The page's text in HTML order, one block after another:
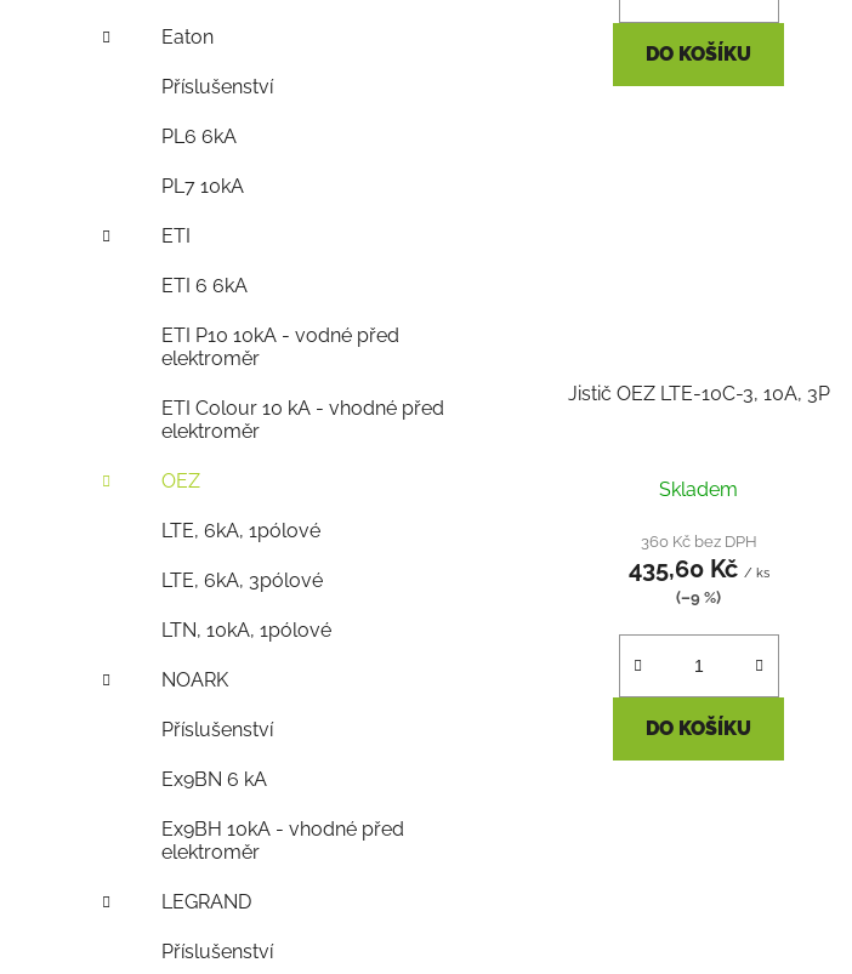
Eaton
Příslušenství
PL6 6kA
PL7 10kA
ETI
ETI 6 6kA
ETI P10 10kA - vodné před
elektroměr
ETI Colour 10 kA - vhodné před
elektroměr
OEZ
LTE, 6kA, 1pólové
LTE, 6kA, 3pólové
LTN, 10kA, 1pólové
NOARK
Příslušenství
Ex9BN 6 kA
Ex9BH 10kA - vhodné před
elektroměr
LEGRAND
Příslušenství
DO KOŠÍKU
Jistič OEZ LTE-10C-3, 10A, 3P
Skladem
360 Kč bez DPH
435,60 Kč / ks
(–9 %)
DO KOŠÍKU